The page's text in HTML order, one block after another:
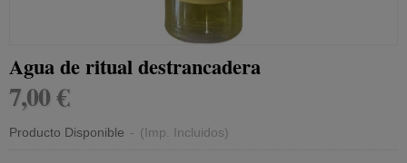
Agua de ritual destrancadera
7,00 €
Producto Disponible - (Imp. Incluidos)